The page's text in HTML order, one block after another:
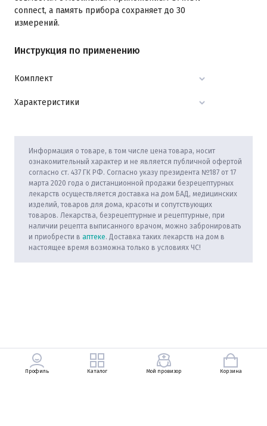
connect, а память прибора сохраняет до 30
измерений.
Инструкция по применению
Комплект
Характеристики
Информация о товаре, в том числе цена товара, носит
ознакомительный характер и не является публичной офертой
согласно ст. 437 ГК РФ. Согласно указу президента №187 от 17
марта 2020 года о дистанционной продажи безрецептурных
лекарств осуществляется доставка на дом БАД, медицинских
изделий, товаров для дома, красоты и сопутствующих
товаров. Лекарства, безрецептурные и рецептурные, при
наличии рецепта выписанного врачом, можно забронировать
и приобрести в аптеке. Доставка таких лекарств на дом в
настоящее время возможна только в условиях ЧС!
Профиль Каталог Мой провизор Корзина